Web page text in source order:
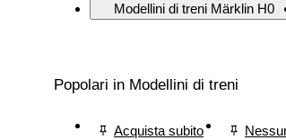
Modellini di treni Märklin H0
Popolari in Modellini di treni
Acquista subito